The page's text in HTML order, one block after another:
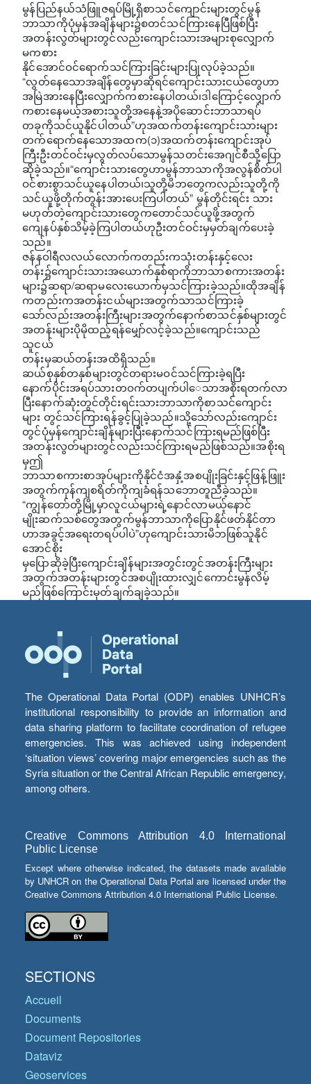
မွန်ပြည်နယ်သံဖြူဇရပ်မြို့ရှိစာသင်ကျောင်းများတွင်မွန်
ဘာသာကိုပုံမှန်အချိန်များ၌စတင်သင်ကြားနေပြီဖြစ်ပြီး
အတန်းလွတ်များတွင်လည်းကျောင်းသားအများစုလျှောက်
မက​စား
နိုင်အောင်ဝင်ရောက်သင်ကြားခြင်းများပြုလုပ်ခဲ့သည်။
“လွတ်နေသောအချိန်တွေမှာဆိုရင်ကျောင်းသားငယ်တွေဟာ
အမြဲအားနေပြီးလျှောက်ကစားနေပါတယ်၊ဒါကြောင့်လျှောက်
ကစားနေမယ့်အစားသူတို့အနေနဲ့အပိုဆောင်းဘာသာရပ်
တခုကိုသင်ယူနိုင်ပါတယ်”ဟုအထက်တန်းကျောင်းသားများ
တက်ရောက်နေသောအထက(၁)အထက်တန်းကျောင်းအုပ်
ကြီးဦးတင်ဝင်းမှလွတ်လပ်သောမွန်သတင်းအေဂျင်စီသို့ပြော
ဆိုခဲ့သည်။“ကျောင်းသားတွေဟာမွန်ဘာသာကိုအလွန်စိတ်ပါ
ဝင်စားစွာသင်ယူနေပါတယ်၊သူတို့မိဘတွေကလည်းသူတို့ကို
သင်ယူဖို့တိုက်တွန်းအားပေးကြပါတယ်” မွန်တိုင်းရင်း သား
မဟုတ်တဲ့ကျောင်းသားတွေကတောင်သင်ယူဖို့အတွက်
ကျေနပ်နှစ်သိမ့်ခဲ့ကြပါတယ်ဟုဦးတင်ဝင်းမှမှတ်ချက်ပေးခဲ့
သည်။
ဇန်နဝါရီလလယ်လောက်ကတည်းကသုံးတန်းနှင့်လေး
တန်း၌ကျောင်းသားအယောက်နှစ်ရာကိုဘာသာစကားအတန်း
များ၌ဆရာ/ဆရာမလေးယောက်မှသင်ကြားခဲ့သည်။ထိုအချိန်
ကတည်းကအတန်းငယ်များအတွက်သာသင်ကြားခဲ့
သော်လည်းအတန်းကြီးများအတွက်နောက်စာသင်နှစ်များတွင်
အတန်းများပိုမိုထည့်ရန်မျှော်လင့်ခဲ့သည်။ကျောင်းသည်
သူငယ်
တန်းမှဆယ်တန်းအထိရှိသည်။
ဆယ်စုနှစ်တနှစ်များတွင်တရားမဝင်သင်ကြားခဲ့ရပြီး
နောက်ပိုင်းအရပ်သားတဝက်တပျက်ပါေသာအစိုးရတက်လာ
ပြီးနောက်ဆုံးတွင်တိုင်းရင်းသားဘာသာကိုစာသင်ကျောင်း
များ တွင်သင်ကြားရန်ခွင့်ပြုခဲ့သည်။သို့သော်လည်းကျောင်း
တွင်ပုံမှန်ကျောင်းချိန်များပြီးနောက်သင်ကြားရမည်ဖြစ်ပြီး
အတန်းလွတ်များတွင်လည်းသင်ကြားရမည်ဖြစ်သည်။အစိုးရ
မှဤ
ဘာသာစကားစာအုပ်များကိုနိုင်ငံအနှံ့အစပျိုးခြင်းနှင့်ဖြန့်ဖြူး
အတွက်ကုန်ကျစရိတ်ကိုကျခံရန်သဘောတူညီခဲ့သည်။
“ကျွန်တော်တို့မြို့မှာလူငယ်များရဲ့နောင်လာမယ့်နောင်
မျိုးဆက်သစ်တွေအတွက်မွန်ဘာသာကိုပြောနိုင်ဖတ်နိုင်တာ
ဟာအခွင့်အရေးတရပ်ပါပဲ”ဟုကျောင်းသားမိဘဖြစ်သူနိုင်
အောင်စိုး
မှပြောဆိုခဲ့ပြီးကျောင်းချိန်များအတွင်းတွင်အတန်းကြီးများ
အတွက်အတန်းများတွင်အစပျိုးထားလျှင်ကောင်းမွန်လိမ့်
မည်ဖြစ်ကြောင်းမှတ်ချက်ချခဲ့သည်။
The Operational Data Portal (ODP) enables UNHCR’s
institutional responsibility to provide an information and
data sharing platform to facilitate coordination of refugee
emergencies. This was achieved using independent
‘situation views’ covering major emergencies such as the
Syria situation or the Central African Republic emergency,
among others.
Creative Commons Attribution 4.0 International
Public License
Except where otherwise indicated, the datasets made available
by UNHCR on the Operational Data Portal are licensed under the
Creative Commons Attribution 4.0 International Public License.
SECTIONS
Accueil
Documents
Document Repositories
Dataviz
Geoservices